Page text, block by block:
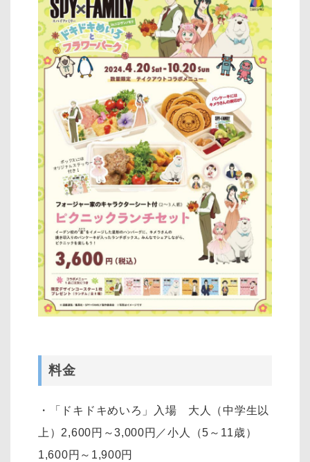
料金
・「ドキドキめいろ」入場 大人（中学生以
上）2,600円～3,000円／小人（5～11歳）
1,600円～1,900円